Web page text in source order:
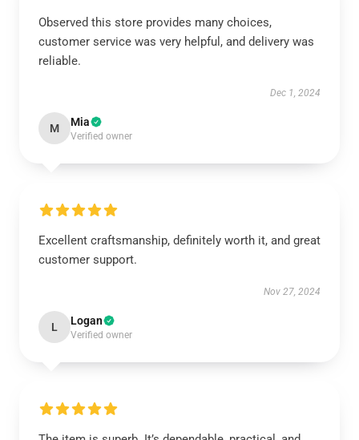
Observed this store provides many choices,
customer service was very helpful, and delivery was
reliable.
Dec 1, 2024
M Mia
Verified owner
Excellent craftsmanship, definitely worth it, and great
customer support.
Nov 27, 2024
L Logan
Verified owner